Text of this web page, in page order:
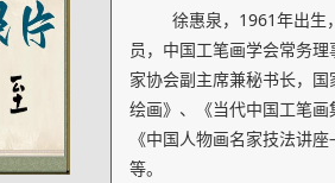
徐惠泉，1961年出生
员，中国工笔画学会常务
家协会副主席兼秘书长，
绘画》、《当代中国工笔
《中国人物画名家技法讲
等。